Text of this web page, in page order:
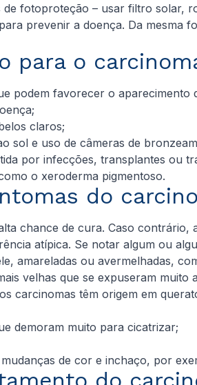
de fotoproteção – usar filtro
prevenir a doença. Da
para o
podem favorecer o aparecimento
claros;
sol e uso de câmeras de
por infecções, transplantes ou
o xeroderma pigmentoso.
do
chance de cura. Caso
atípica. Se notar algum ou
amareladas ou avermelhadas,
velhas que se expuseram
carcinomas têm origem em
demoram muito para cicatrizar;
de cor e inchaço, por